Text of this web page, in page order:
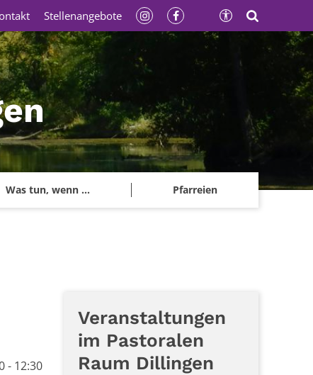
Was tun, wenn ... Pfarreien
Stellenangebote
- 12:30
Veranstaltungen
im Pastoralen
Raum Dillingen